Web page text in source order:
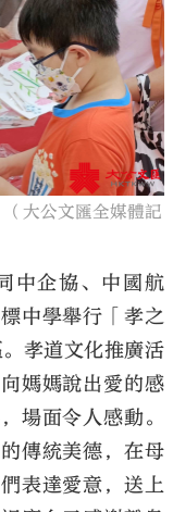
大公文匯全媒體記
中企協、中國航
中學舉行「孝之
孝道文化推廣活
媽媽說出愛的感
場面令人感動。
傳統美德，在母
表達愛意，送上